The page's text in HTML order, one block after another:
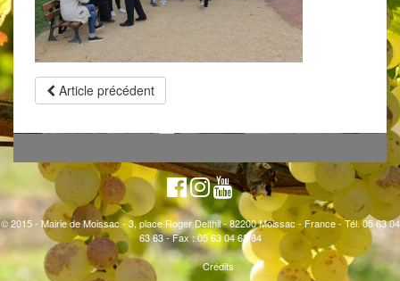
Article précédent
© 2015 - Mairie de Moissac - 3, place Roger Delthil - 82200 Moissac - France - Tél. 05 63 04
63 63 - Fax : 05 63 04 63 64
Crédits